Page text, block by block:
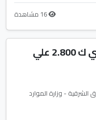
عملية احلال وتجديد كوبري ك 2.800 علي
الشرقية - وزارة الموارد